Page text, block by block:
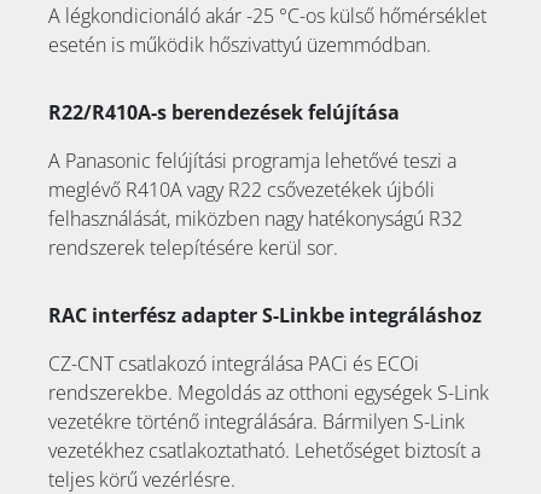
A légkondicionáló akár -25 °C-os külső hőmérséklet
esetén is működik hőszivattyú üzemmódban.
R22/R410A-s berendezések felújítása
A Panasonic felújítási programja lehetővé teszi a
meglévő R410A vagy R22 csővezetékek újbóli
felhasználását, miközben nagy hatékonyságú R32
rendszerek telepítésére kerül sor.
RAC interfész adapter S-Linkbe integráláshoz
CZ-CNT csatlakozó integrálása PACi és ECOi
rendszerekbe. Megoldás az otthoni egységek S-Link
vezetékre történő integrálására. Bármilyen S-Link
vezetékhez csatlakoztatható. Lehetőséget biztosít a
teljes körű vezérlésre.